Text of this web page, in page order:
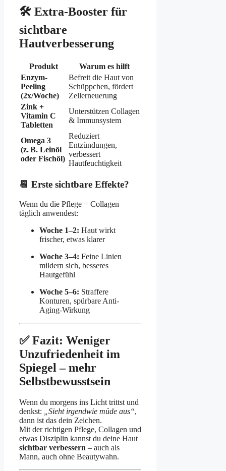
🛠️ Extra-Booster für
sichtbare
Hautverbesserung
Produkt
Warum es hilft
Enzym-
Peeling
(2x/Woche)
Befreit die Haut von
Schüppchen, fördert
Zellerneuerung
Zink +
Vitamin C
Tabletten
Unterstützen Collagen
& Immunsystem
Omega 3
(z. B. Leinöl
oder Fischöl)
Reduziert
Entzündungen,
verbessert
Hautfeuchtigkeit
📆 Erste sichtbare Effekte?
Wenn du die Pflege + Collagen
täglich anwendest:
Woche 1–2: Haut wirkt
frischer, etwas klarer
Woche 3–4: Feine Linien
mildern sich, besseres
Hautgefühl
Woche 5–6: Straffere
Konturen, spürbare Anti-
Aging-Wirkung
✅ Fazit: Weniger
Unzufriedenheit im
Spiegel – mehr
Selbstbewusstsein
Wenn du morgens ins Licht trittst und
denkst: „Sieht irgendwie müde aus“,
dann ist das dein Zeichen.
Mit der richtigen Pflege, Collagen und
etwas Disziplin kannst du deine Haut
sichtbar verbessern – auch als
Mann, auch ohne Beautywahn.